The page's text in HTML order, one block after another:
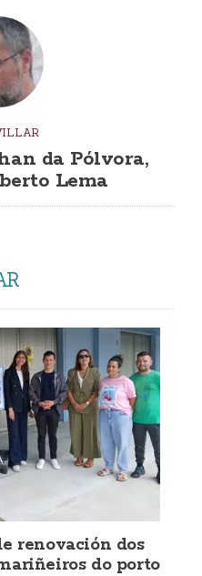
da Pólvora,
Lema
renovación dos
do porto